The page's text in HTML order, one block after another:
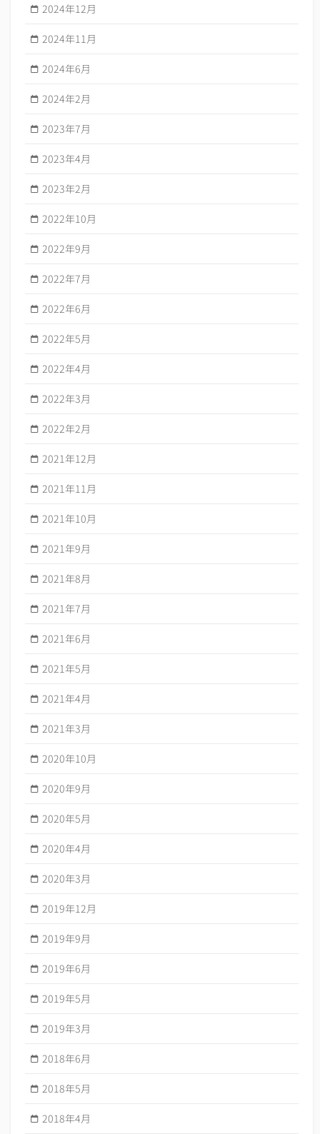
2024年12月
2024年11月
2024年6月
2024年2月
2023年7月
2023年4月
2023年2月
2022年10月
2022年9月
2022年7月
2022年6月
2022年5月
2022年4月
2022年3月
2022年2月
2021年12月
2021年11月
2021年10月
2021年9月
2021年8月
2021年7月
2021年6月
2021年5月
2021年4月
2021年3月
2020年10月
2020年9月
2020年5月
2020年4月
2020年3月
2019年12月
2019年9月
2019年6月
2019年5月
2019年3月
2018年6月
2018年5月
2018年4月